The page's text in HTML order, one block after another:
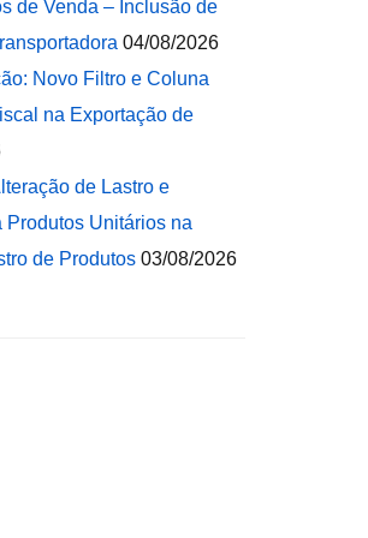
de Venda – Inclusão de
04/08/2026
Novo Filtro e Coluna
na Exportação de
de Lastro e
Produtos Unitários na
de Produtos 03/08/2026